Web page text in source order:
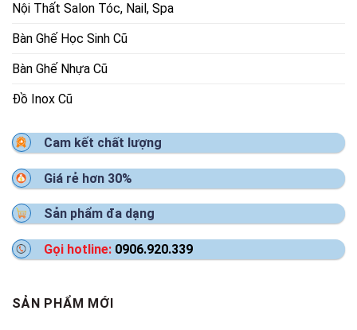
Nội Thất Salon Tóc, Nail, Spa
Bàn Ghế Học Sinh Cũ
Bàn Ghế Nhựa Cũ
Đồ Inox Cũ
Cam kết chất lượng
Giá rẻ hơn 30%
Sản phẩm đa dạng
Gọi hotline: 0906.920.339
SẢN PHẨM MỚI